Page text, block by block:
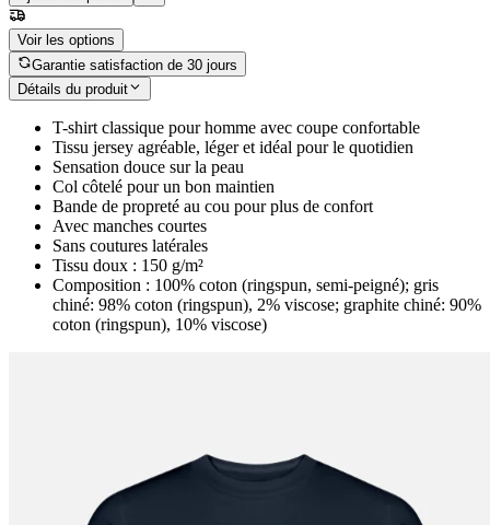
Voir les options
Garantie satisfaction de 30 jours
Détails du produit
T-shirt classique pour homme avec coupe confortable
Tissu jersey agréable, léger et idéal pour le quotidien
Sensation douce sur la peau
Col côtelé pour un bon maintien
Bande de propreté au cou pour plus de confort
Avec manches courtes
Sans coutures latérales
Tissu doux : 150 g/m²
Composition : 100% coton (ringspun, semi-peigné); gris
chiné: 98% coton (ringspun), 2% viscose; graphite chiné: 90%
coton (ringspun), 10% viscose)